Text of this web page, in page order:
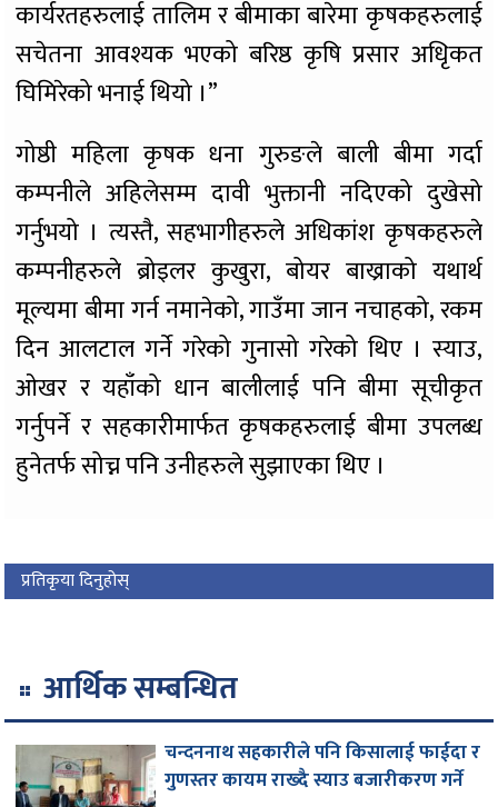
कार्यरतहरुलाई तालिम र बीमाका बारेमा कृषकहरुलाई
सचेतना आवश्यक भएको बरिष्ठ कृषि प्रसार अधिृकत
घिमिरेको भनाई थियो ।”
गोष्ठी महिला कृषक धना गुरुङले बाली बीमा गर्दा
कम्पनीले अहिलेसम्म दावी भुक्तानी नदिएको दुखेसो
गर्नुभयो । त्यस्तै, सहभागीहरुले अधिकांश कृषकहरुले
कम्पनीहरुले ब्रोइलर कुखुरा, बोयर बाख्राको यथार्थ
मूल्यमा बीमा गर्न नमानेको, गाउँमा जान नचाहको, रकम
दिन आलटाल गर्ने गरेको गुनासो गरेको थिए । स्याउ,
ओखर र यहाँको धान बालीलाई पनि बीमा सूचीकृत
गर्नुपर्ने र सहकारीमार्फत कृषकहरुलाई बीमा उपलब्ध
हुनेतर्फ सोच्न पनि उनीहरुले सुझाएका थिए ।
प्रतिकृया दिनुहोस्
आर्थिक सम्बन्धित
चन्दननाथ सहकारीले पनि किसालाई फाईदा र
गुणस्तर कायम राख्दै स्याउ बजारीकरण गर्ने